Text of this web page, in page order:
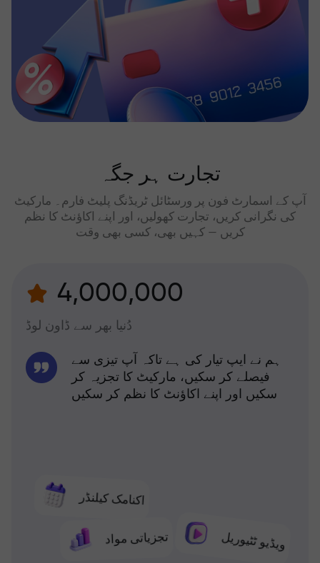
تجارت ہر جگہ
آپ کے اسمارٹ فون پر ورسٹائل ٹریڈنگ پلیٹ فارم۔ مارکیٹ
کی نگرانی کریں، تجارت کھولیں، اور اپنے اکاؤنٹ کا نظم
کریں — کہیں بھی، کسی بھی وقت
4,000,000
دُنیا بھر سے ڈاون لوڈ
اکنامک کیلنڈر
تجزیاتی مواد ویڈیو ٹٹیوریل
ہم نے ایپ تیار کی ہے تاکہ آپ تیزی سے
فیصلے کر سکیں، مارکیٹ کا تجزیہ کر
سکیں اور اپنے اکاؤنٹ کا نظم کر سکیں